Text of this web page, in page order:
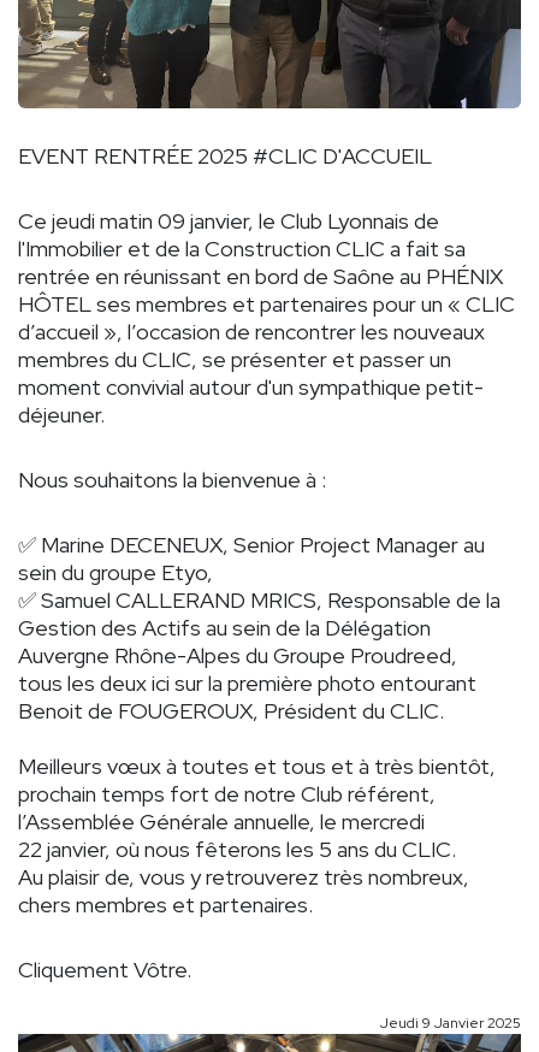
EVENT RENTRÉE 2025 #CLIC D'ACCUEIL
Ce jeudi matin 09 janvier, le Club Lyonnais de
l'Immobilier et de la Construction CLIC a fait sa
rentrée en réunissant en bord de Saône au PHÉNIX
HÔTEL ses membres et partenaires pour un « CLIC
d’accueil », l’occasion de rencontrer les nouveaux
membres du CLIC, se présenter et passer un
moment convivial autour d'un sympathique petit-
déjeuner.
Nous souhaitons la bienvenue à :
✅ Marine DECENEUX, Senior Project Manager au
sein du groupe Etyo,
✅Samuel CALLERAND MRICS, Responsable de la
Gestion des Actifs au sein de la Délégation
Auvergne Rhône-Alpes du Groupe Proudreed,
tous les deux ici sur la première photo entourant
Benoit de FOUGEROUX, Président du CLIC.
Meilleurs vœux à toutes et tous et à très bientôt,
prochain temps fort de notre Club référent,
l’Assemblée Générale annuelle, le mercredi
22 janvier, où nous fêterons les 5 ans du CLIC.
Au plaisir de, vous y retrouverez très nombreux,
chers membres et partenaires.
Cliquement Vôtre.
Jeudi 9 Janvier 2025